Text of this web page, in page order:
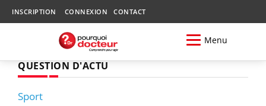
INSCRIPTION CONNEXION CONTACT
Menu
QUESTION D'ACTU
Sport